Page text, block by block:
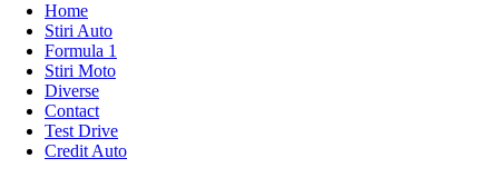
Home
Stiri Auto
Formula 1
Stiri Moto
Diverse
Contact
Test Drive
Credit Auto